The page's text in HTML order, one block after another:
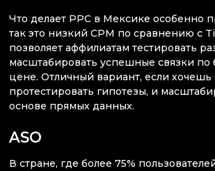
Что делает PPC в Мексике особенно
так это низкий CPM по сравнению с
позволяет аффилиатам тестировать
масштабировать успешные связки по
цене. Отличный вариант, если хочешь
протестировать гипотезы, и
основе прямых данных.
ASO
В стране, где более 75%